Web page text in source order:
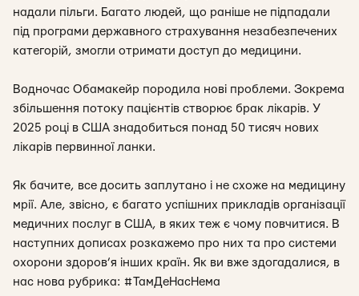
надали пільги. Багато людей, що раніше не підпадали
під програми державного страхування незабезпечених
категорій, змогли отримати доступ до медицини.
Водночас Обамакейр породила нові проблеми. Зокрема
збільшення потоку пацієнтів створює брак лікарів. У
2025 році в США знадобиться понад 50 тисяч нових
лікарів первинної ланки.
Як бачите, все досить заплутано і не схоже на медицину
мрії. Але, звісно, є багато успішних прикладів організації
медичних послуг в США, в яких теж є чому повчитися. В
наступних дописах розкажемо про них та про системи
охорони здоров’я інших країн. Як ви вже здогадалися, в
нас нова рубрика: #ТамДеНасНема